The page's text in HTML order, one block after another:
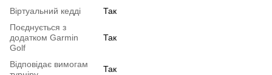
Віртуальний кедді
Так
Поєднується з
додатком Garmin
Golf
Так
Відповідає вимогам
Так